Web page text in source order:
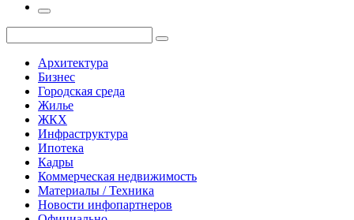
Архитектура
Бизнес
Городская среда
Жилье
ЖКХ
Инфраструктура
Ипотека
Кадры
Коммерческая недвижимость
Материалы / Техника
Новости инфопартнеров